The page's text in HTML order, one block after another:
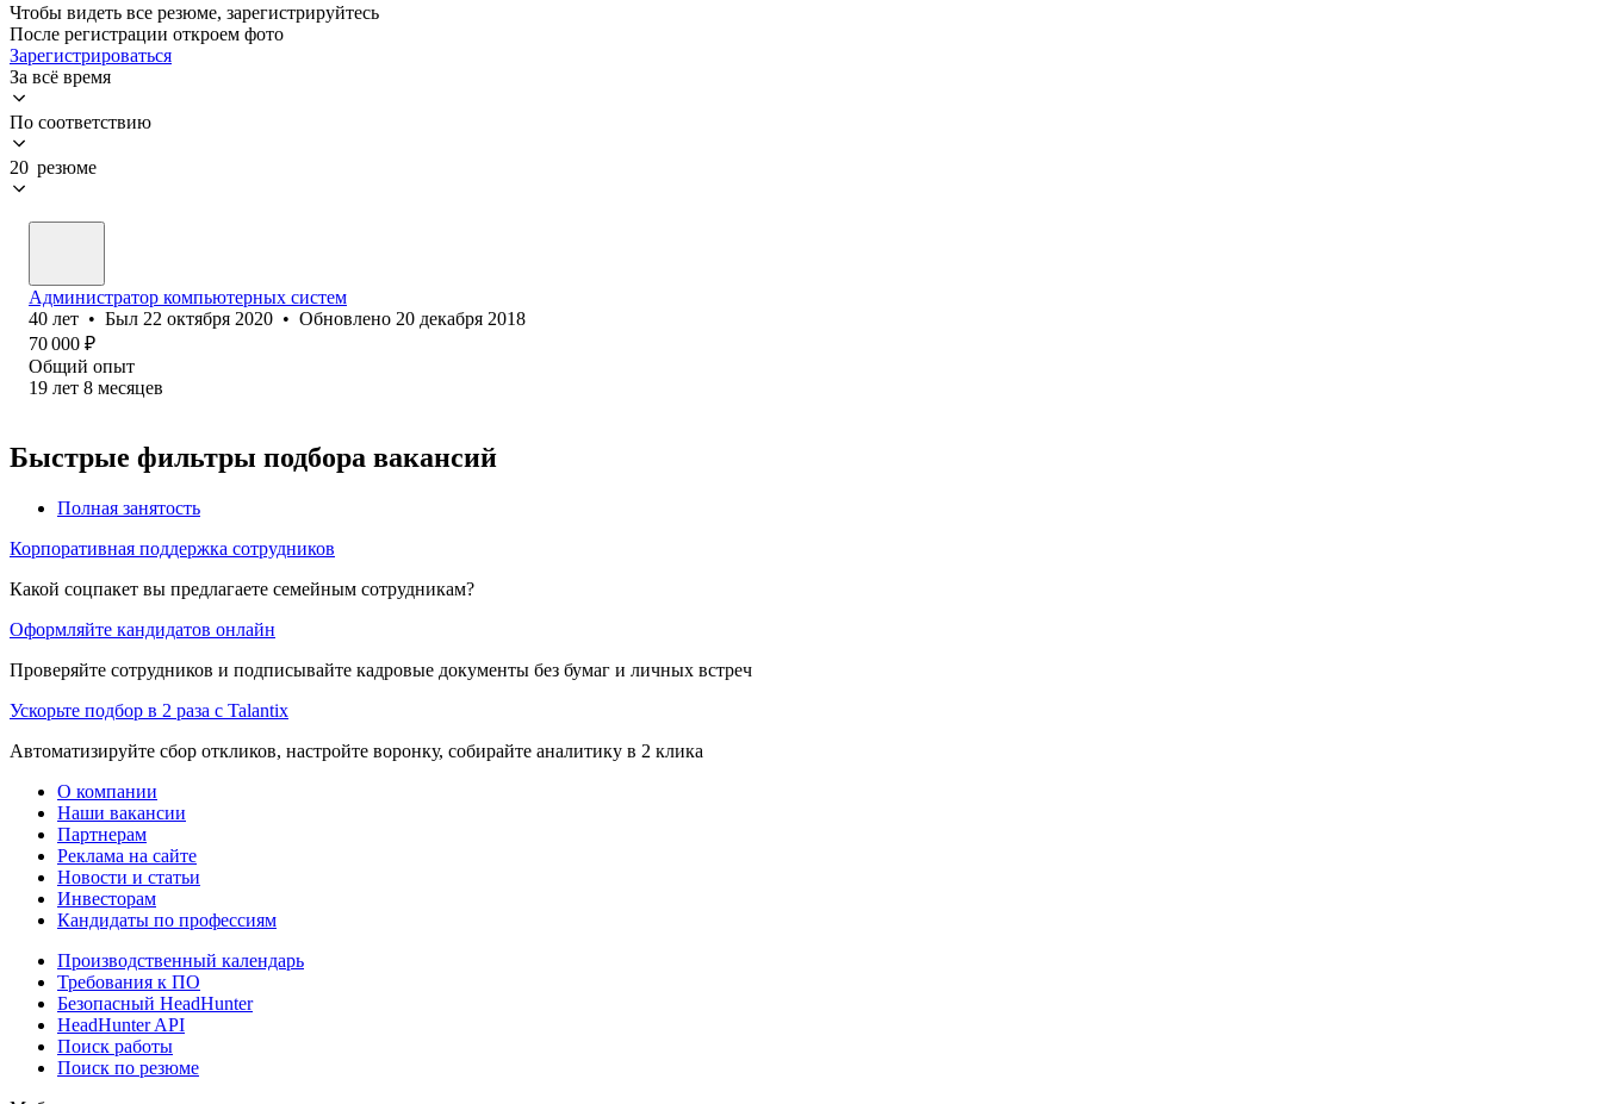
Чтобы видеть все резюме, зарегистрируйтесь
После регистрации откроем фото
Зарегистрироваться
За всё время
По соответствию
20 резюме
Администратор компьютерных систем
40 лет • Был 22 октября 2020 • Обновлено 20 декабря 2018
70 000 ₽
Общий опыт
19 лет 8 месяцев
Быстрые фильтры подбора вакансий
Полная занятость
Корпоративная поддержка сотрудников
Какой соцпакет вы предлагаете семейным сотрудникам?
Оформляйте кандидатов онлайн
Проверяйте сотрудников и подписывайте кадровые документы без бумаг и личных встреч
Ускорьте подбор в 2 раза с Talantix
Автоматизируйте сбор откликов, настройте воронку, собирайте аналитику в 2 клика
О компании
Наши вакансии
Партнерам
Реклама на сайте
Новости и статьи
Инвесторам
Кандидаты по профессиям
Производственный календарь
Требования к ПО
Безопасный HeadHunter
HeadHunter API
Поиск работы
Поиск по резюме